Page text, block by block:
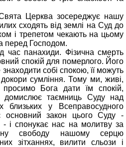
Церква зосереджує нашу
сходять від землі на Суд до
і трепетом чекають на цьому
перед Господом.
час панахиди. Фізична смерть
спокій для померлого. Його
собі спокою, її можуть
докори сумління. Тому ми, живі,
Бога дати їм спокій,
таємниць Суду над
близьких у Всеправосудного
основний закон цього Суду -
і спонукає нас на молитву за
свободу нашому серцю
зітханнях, вилити сльози і